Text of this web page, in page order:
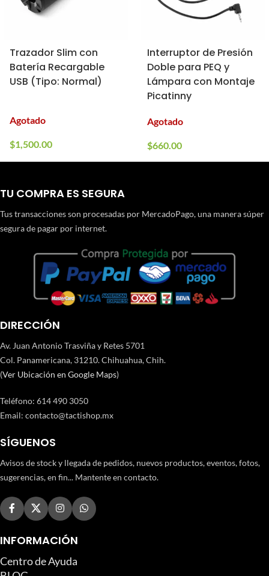
Trazador Slim con
Batería Recargable
USB (Tipo: Normal)
Agotado
$1,500.00
Interruptor de Presión
Doble para PEQ y
Lámpara con Montaje
Picatinny
Agotado
$660.00
TU COMPRA ES SEGURA
Tus transacciones son procesadas por MercadoPago, una manera súper
segura de pagar por internet.
DIRECCIÓN
Av. Juan Antonio Trasviña y Retes 5701
Col. Panamericana, 31210. Chihuahua, Chih.
(Ver Ubicación en Google Maps)
Teléfono: 614 490 3050
Email: contacto@tactishop.mx
SÍGUENOS
Avisos de stock y llegada de pedidos, nuevos productos, eventos, fotos,
sugerencias, en fin... Mantente en contacto.
INFORMACIÓN
Centro de Ayuda